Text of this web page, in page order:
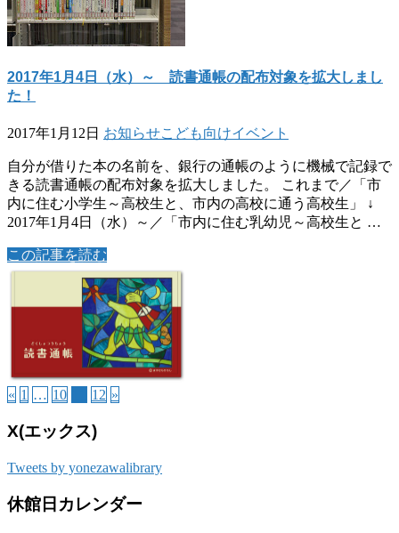
2017年1月4日（水）～ 読書通帳の配布対象を拡大しまし
た！
2017年1月12日 お知らせこども向けイベント
自分が借りた本の名前を、銀行の通帳のように機械で記録で
きる読書通帳の配布対象を拡大しました。 これまで／「市
内に住む小学生～高校生と、市内の高校に通う高校生」 ↓
2017年1月4日（水）～／「市内に住む乳幼児～高校生と …
この記事を読む
« 1 … 10 12 »
X(エックス)
Tweets by yonezawalibrary
休館日カレンダー